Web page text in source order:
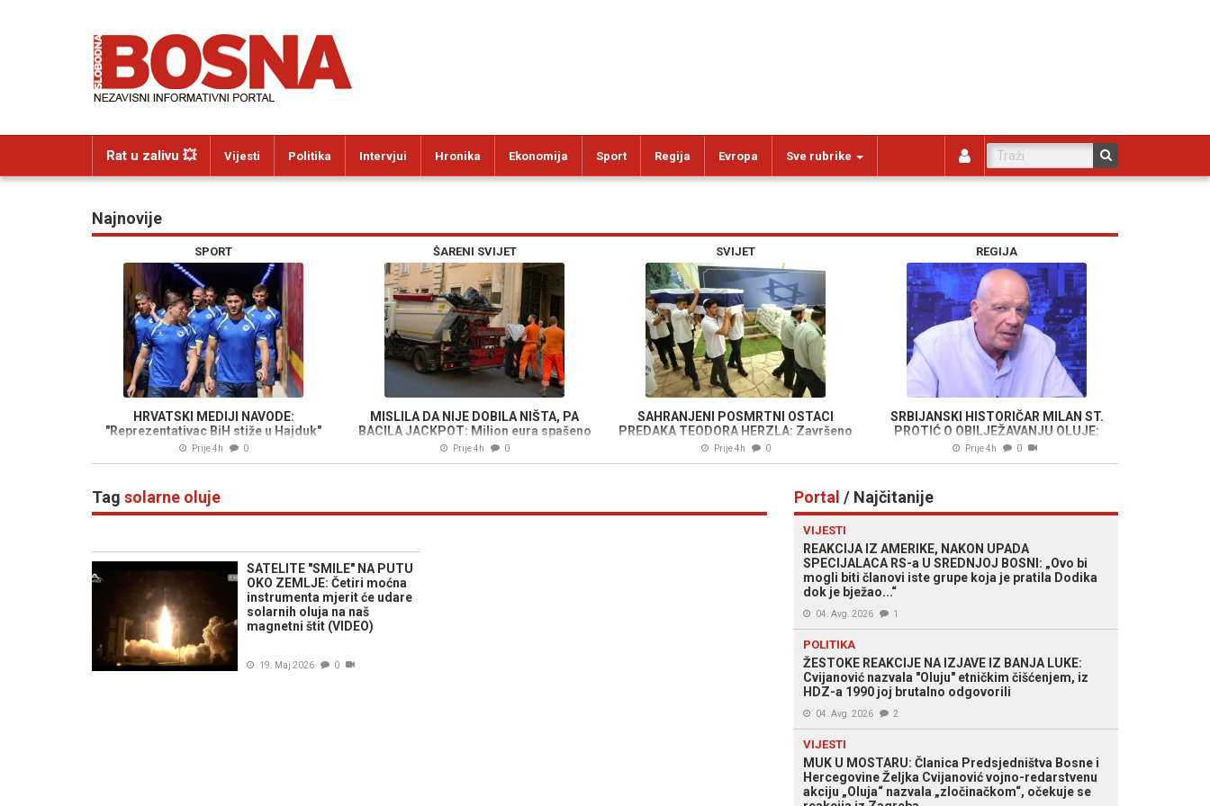
Rat u zalivu 💥 Vijesti Politika Intervjui Hronika Ekonomija Sport Regija Evropa Sve rubrike
Najnovije
SPORT
HRVATSKI MEDIJI NAVODE:
"Reprezentativac BiH stiže u Hajduk"
Prije 4h 0
ŠARENI SVIJET
MISLILA DA NIJE DOBILA NIŠTA, PA
BACILA JACKPOT: Milion eura spašeno
iz rasparane vreće
Prije 4h 0
SVIJET
SAHRANJENI POSMRTNI OSTACI
PREDAKA TEODORA HERZLA: Završeno
posljednje putovanje iz Srbije u Izrael
Prije 4h 0
REGIJA
SRBIJANSKI HISTORIČAR MILAN ST.
PROTIĆ O OBILJEŽAVANJU OLUJE:
"Lažna patetika vlasti i krokodilske
Prije 4h 0
Tag solarne oluje
SATELITE "SMILE" NA PUTU
OKO ZEMLJE: Četiri moćna
instrumenta mjerit će udare
solarnih oluja na naš
magnetni štit (VIDEO)
19. Maj 2026 0
Portal / Najčitanije
VIJESTI
REAKCIJA IZ AMERIKE, NAKON UPADA
SPECIJALACA RS-a U SREDNJOJ BOSNI: „Ovo bi
mogli biti članovi iste grupe koja je pratila Dodika
dok je bježao...“
04. Avg. 2026 1
POLITIKA
ŽESTOKE REAKCIJE NA IZJAVE IZ BANJA LUKE:
Cvijanović nazvala "Oluju" etničkim čišćenjem, iz
HDZ-a 1990 joj brutalno odgovorili
04. Avg. 2026 2
VIJESTI
MUK U MOSTARU: Članica Predsjedništva Bosne i
Hercegovine Željka Cvijanović vojno-redarstvenu
akciju „Oluja“ nazvala „zločinačkom“, očekuje se